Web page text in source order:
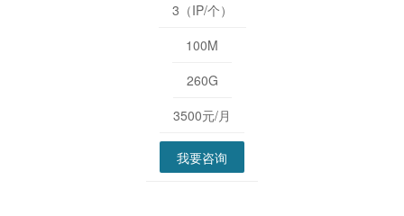
3（IP/个）
100M
260G
3500元/月
我要咨询